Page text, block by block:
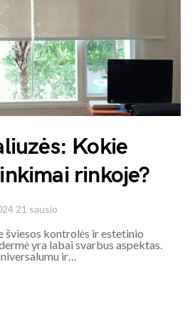
Kokie
rinkoje?
21 sausio
kontrolės ir estetinio
yra labai svarbus aspektas.
ir…